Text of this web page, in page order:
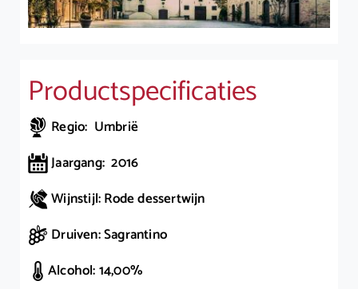
Productspecificaties
Regio: Umbrië
Jaargang: 2016
Wijnstijl: Rode dessertwijn
Druiven: Sagrantino
Alcohol: 14,00%